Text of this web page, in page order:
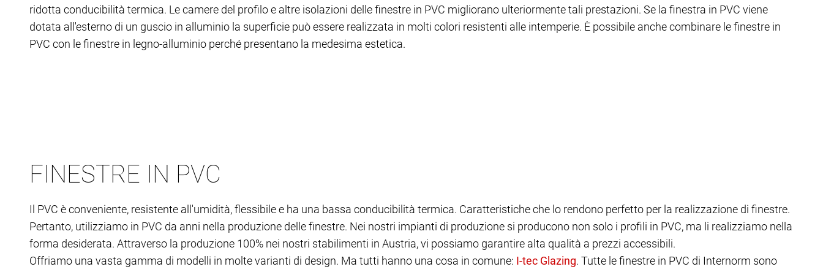
ridotta conducibilità termica. Le camere del profilo e altre isolazioni delle finestre in PVC migliorano ulteriormente tali prestazioni. Se la finestra in PVC viene
dotata all'esterno di un guscio in alluminio la superficie può essere realizzata in molti colori resistenti alle intemperie. È possibile anche combinare le finestre in
PVC con le finestre in legno-alluminio perché presentano la medesima estetica.
FINESTRE IN PVC
Il PVC è conveniente, resistente all'umidità, flessibile e ha una bassa conducibilità termica. Caratteristiche che lo rendono perfetto per la realizzazione di finestre.
Pertanto, utilizziamo in PVC da anni nella produzione delle finestre. Nei nostri impianti di produzione si producono non solo i profili in PVC, ma li realizziamo nella
forma desiderata. Attraverso la produzione 100% nei nostri stabilimenti in Austria, vi possiamo garantire alta qualità a prezzi accessibili.
Offriamo una vasta gamma di modelli in molte varianti di design. Ma tutti hanno una cosa in comune:
. Tutte le finestre in PVC di Internorm sono